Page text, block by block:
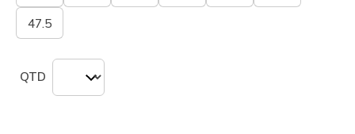
47.5
QTD